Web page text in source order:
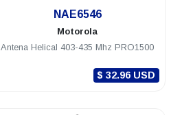
NAE6546
Motorola
Antena Helical 403-435 Mhz PRO1500
$ 32.96 USD